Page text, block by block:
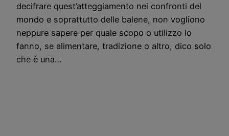
decifrare quest’atteggiamento nei confronti del
mondo e soprattutto delle balene, non vogliono
neppure sapere per quale scopo o utilizzo lo
fanno, se alimentare, tradizione o altro, dico solo
che è una…